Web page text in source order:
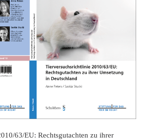
63/EU: Rechtsgutachten zu ihrer